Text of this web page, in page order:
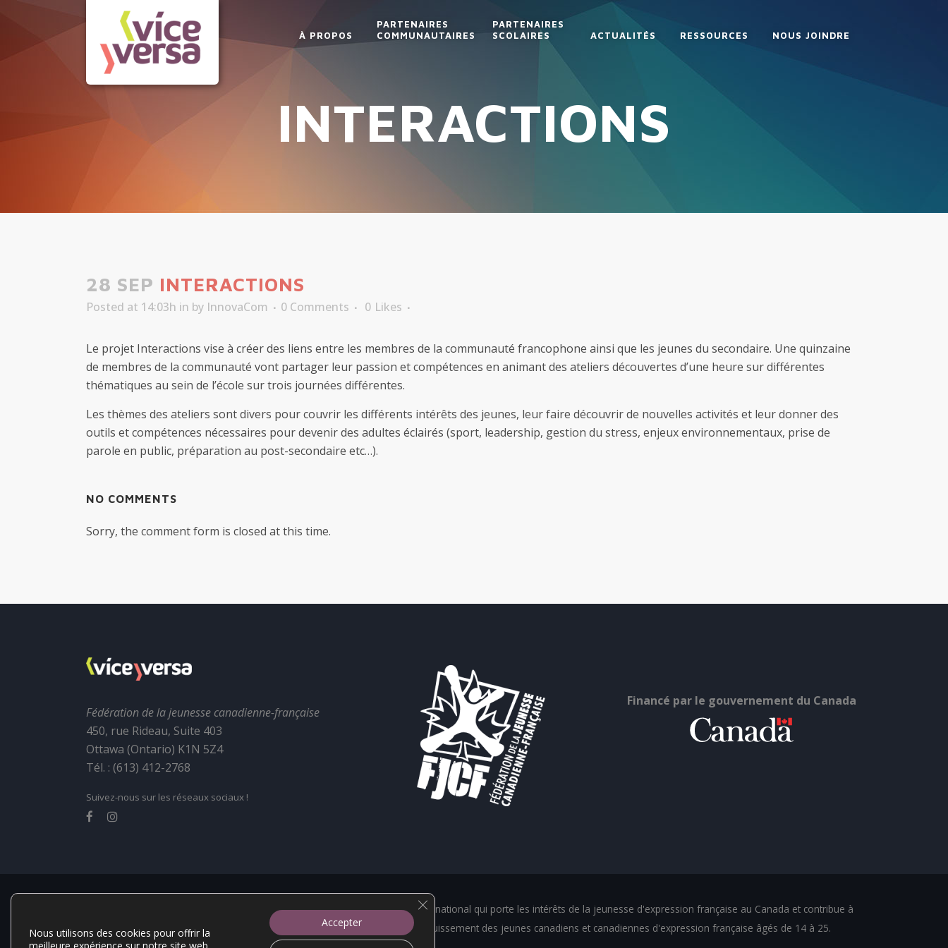
À PROPOS
PARTENAIRES
COMMUNAUTAIRES
PARTENAIRES
SCOLAIRES
ACTUALITÉS RESSOURCES NOUS JOINDRE
INTERACTIONS
28 SEP INTERACTIONS
Posted at 14:03h in by InnovaCom 0 Comments 0 Likes
Le projet Interactions vise à créer des liens entre les membres de la communauté francophone ainsi que les jeunes du secondaire. Une quinzaine
de membres de la communauté vont partager leur passion et compétences en animant des ateliers découvertes d’une heure sur différentes
thématiques au sein de l’école sur trois journées différentes.
Les thèmes des ateliers sont divers pour couvrir les différents intérêts des jeunes, leur faire découvrir de nouvelles activités et leur donner des
outils et compétences nécessaires pour devenir des adultes éclairés (sport, leadership, gestion du stress, enjeux environnementaux, prise de
parole en public, préparation au post-secondaire etc…).
NO COMMENTS
Sorry, the comment form is closed at this time.
Fédération de la jeunesse canadienne-française
450, rue Rideau, Suite 403
Ottawa (Ontario) K1N 5Z4
Tél. : (613) 412-2768
Suivez-nous sur les réseaux sociaux !
Financé par le gouvernement du Canada
La Fédération de la jeunesse canadienne-française (FJCF) est un organisme national qui porte les intérêts de la jeunesse d'expression française au Canada et contribue à
l'atteinte de son plein potentiel. Elle a pour mandat de stimuler l'épanouissement des jeunes canadiens et canadiennes d'expression française âgés de 14 à 25.
Nous utilisons des cookies pour offrir la
meilleure expérience sur notre site web.
Accepter
Close GDPR Cookie Banner